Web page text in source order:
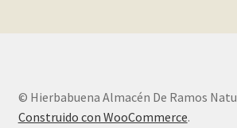
© Hierbabuena Almacén De Ramos
Construido con WooCommerce.